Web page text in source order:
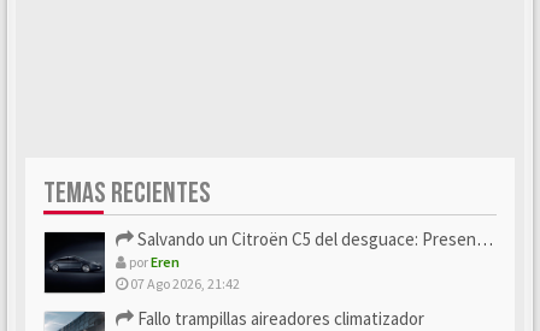
TEMAS RECIENTES
Salvando un Citroën C5 del desguace: Presentación y seguimiento
porEren
07 Ago 2026, 21:42
Fallo trampillas aireadores climatizador